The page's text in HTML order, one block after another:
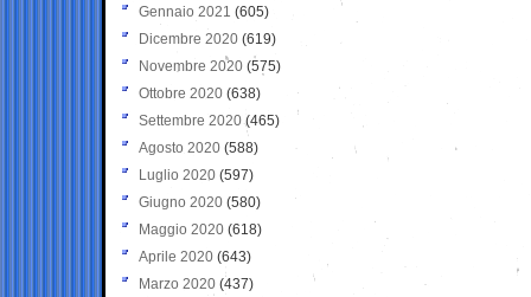
Gennaio 2021 (605)
Dicembre 2020 (619)
Novembre 2020 (575)
Ottobre 2020 (638)
Settembre 2020(465)
Agosto 2020 (588)
Luglio 2020 (597)
Giugno 2020 (580)
Maggio 2020 (618)
Aprile 2020 (643)
Marzo 2020 (437)